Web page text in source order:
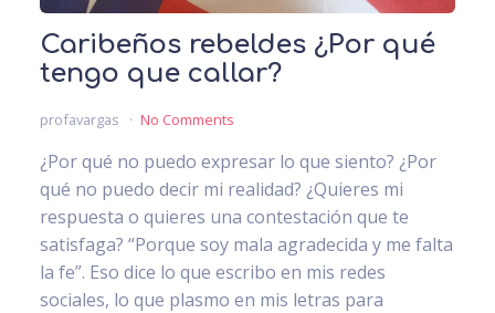
Caribeños rebeldes ¿Por qué
tengo que callar?
profavargas No Comments
¿Por qué no puedo expresar lo que siento? ¿Por
qué no puedo decir mi realidad? ¿Quieres mi
respuesta o quieres una contestación que te
satisfaga? “Porque soy mala agradecida y me falta
la fe”. Eso dice lo que escribo en mis redes
sociales, lo que plasmo en mis letras para